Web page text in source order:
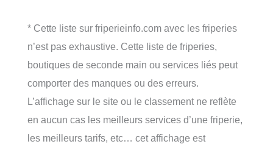
* Cette liste sur friperieinfo.com avec les friperies
n’est pas exhaustive. Cette liste de friperies,
boutiques de seconde main ou services liés peut
comporter des manques ou des erreurs.
L’affichage sur le site ou le classement ne reflète
en aucun cas les meilleurs services d’une friperie,
les meilleurs tarifs, etc… cet affichage est